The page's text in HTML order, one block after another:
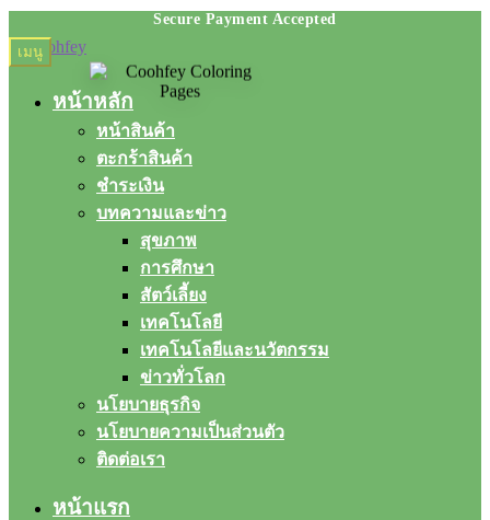
Skip
to
Skip
to
เมนู
หน้าหลัก
หน้าสินค้า
ตะกร้าสินค้า
ชำระเงิน
บทความและข่าว
สุขภาพ
การศึกษา
สัตว์เลี้ยง
เทคโนโลยี
เทคโนโลยีและนวัตกรรม
ข่าวทั่วโลก
นโยบายธุรกิจ
นโยบายความเป็นส่วนตัว
ติดต่อเรา
หน้าแรก